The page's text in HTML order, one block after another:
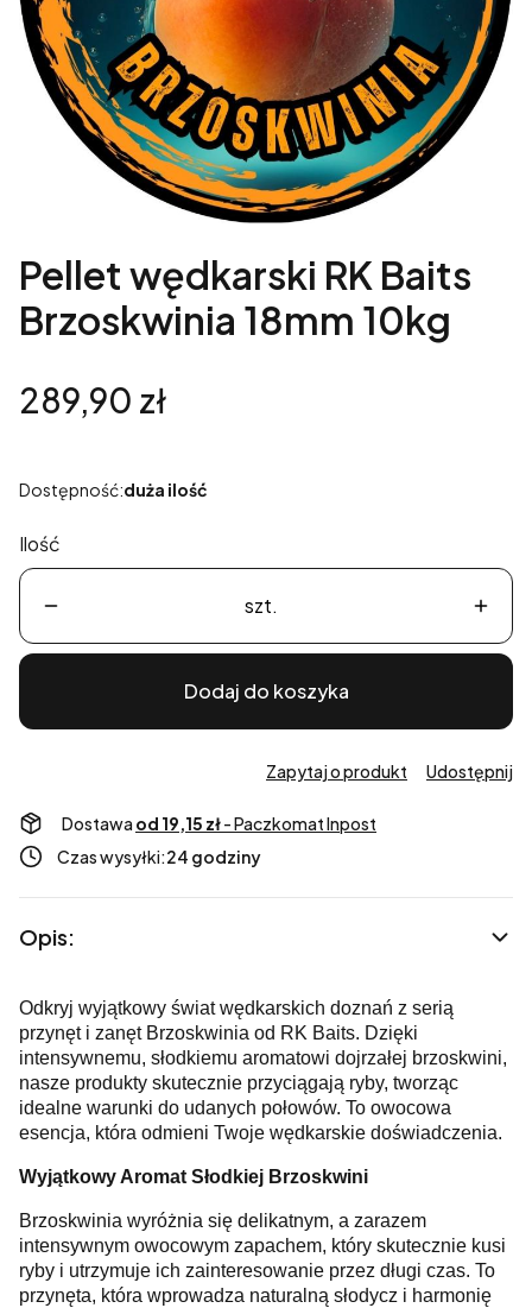
Pellet wędkarski RK Baits
Brzoskwinia 18mm 10kg
Cena
289,90 zł
Dostępność:duża ilość
Ilość
szt.
Dodaj do koszyka
Zapytaj o produkt Udostępnij
Dostawa od 19,15 zł- Paczkomat Inpost
Czas wysyłki:24 godziny
Opis:
Odkryj wyjątkowy świat wędkarskich doznań z serią
przynęt i zanęt Brzoskwinia od RK Baits. Dzięki
intensywnemu, słodkiemu aromatowi dojrzałej brzoskwini,
nasze produkty skutecznie przyciągają ryby, tworząc
idealne warunki do udanych połowów. To owocowa
esencja, która odmieni Twoje wędkarskie doświadczenia.
Wyjątkowy Aromat Słodkiej Brzoskwini
Brzoskwinia wyróżnia się delikatnym, a zarazem
intensywnym owocowym zapachem, który skutecznie kusi
ryby i utrzymuje ich zainteresowanie przez długi czas. To
przynęta, która wprowadza naturalną słodycz i harmonię